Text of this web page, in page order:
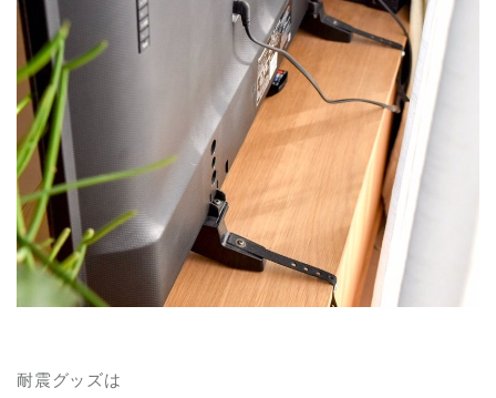
耐震グッズは